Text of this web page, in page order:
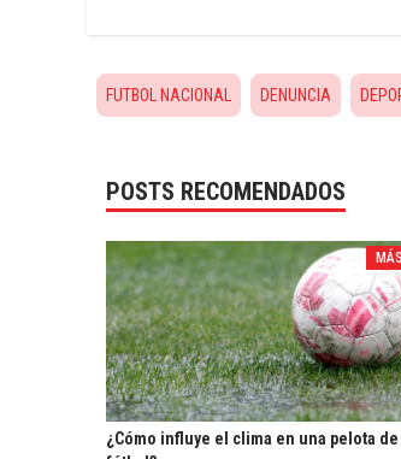
FUTBOL NACIONAL DENUNCIA
POSTS RECOMENDADOS
¿Cómo influye el clima en una pelota de